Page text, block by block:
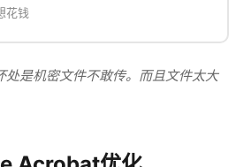
花钱
处是机密文件不敢传。而且文件太大